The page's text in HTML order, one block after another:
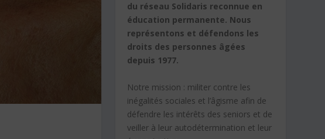
du réseau Solidaris reconnue en
éducation permanente. Nous
représentons et défendons les
droits des personnes âgées
depuis 1977.
Notre mission : militer contre les
inégalités sociales et l’âgisme afin de
défendre les intérêts des seniors et de
veiller à leur autodétermination et leur